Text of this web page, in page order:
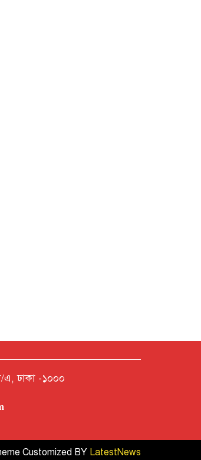
এ, ঢাকা -১০০০
Customized BY LatestNews